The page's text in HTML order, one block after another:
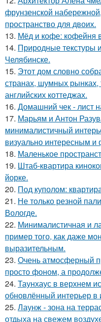
фрунзенской
пространство для двоих.
13. Мёд и кофе: кофейня
14. Природные текстуры
Челябинске.
15. Этот дом словно
странах, шумных рынках,
английских коттеджах.
16. Домашний чек - лист
17. Марьям и Антон
минималистичный
визуально интересным
18. Маленькое
19. Штаб-квартира
йорке.
20. Под куполом:
21. Не только резной
Вологде.
22. Минималистичная и
пример того, как даже
выразительным.
23. Очень атмосферный
просто фоном, а
24. Таунхаус в верхнем
обновлённый интерьер
25. Лаунж - зона на
отдыха на свежем